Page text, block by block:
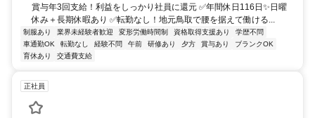
賞与年3回支給！利益をしっかり社員に還元 ✅年間休日116日✨日曜
休み＋長期休暇あり ✅転勤なし！地元鳥取で腰を据えて働ける...
制服あり 業界未経験者歓迎 変形労働時間制 資格取得支援あり
学歴不問
車通勤OK
転勤なし 経験不問 午前 研修あり 夕方 賞与あり
ブランクOK
育休あり
交通費支給
正社員